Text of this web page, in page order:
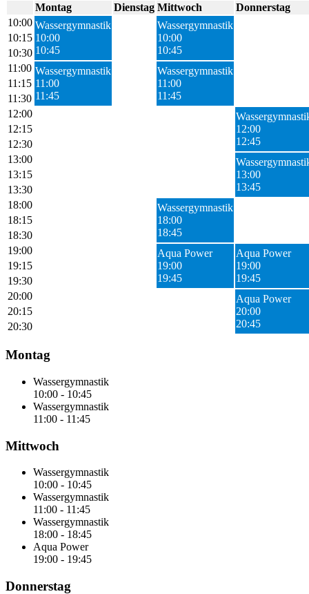
Montag Dienstag Mittwoch
Donnerstag
10:00 Wassergymnastik
10:00
10:45
Wassergymnastik
10:00
10:45
10:15
10:30
11:00 Wassergymnastik
11:00
11:45
Wassergymnastik
11:00
11:45
11:15
11:30
12:00
12:00
12:45
12:15
12:30
13:00
13:00
13:45
13:15
13:30
18:00
Wassergymnastik
18:00
18:45
18:15
18:30
19:00
Aqua Power
19:00
19:45
Aqua Power
19:00
19:45
19:15
19:30
20:00
Aqua Power
20:00
20:45
20:15
20:30
Montag
Wassergymnastik
10:00 - 10:45
Wassergymnastik
11:00 - 11:45
Mittwoch
Wassergymnastik
10:00 - 10:45
Wassergymnastik
11:00 - 11:45
Wassergymnastik
18:00 - 18:45
Aqua Power
19:00 - 19:45
Donnerstag